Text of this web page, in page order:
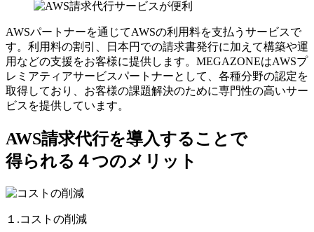
AWSパートナーを通じてAWSの利用料を支払うサービスで
す。利用料の割引、日本円での請求書発行に加えて構築や運
用などの支援をお客様に提供します。MEGAZONEはAWSプ
レミアティアサービスパートナーとして、各種分野の認定を
取得しており、お客様の課題解決のために専門性の高いサー
ビスを提供しています。
AWS請求代行を導入することで
得られる４つのメリット
１.コストの削減